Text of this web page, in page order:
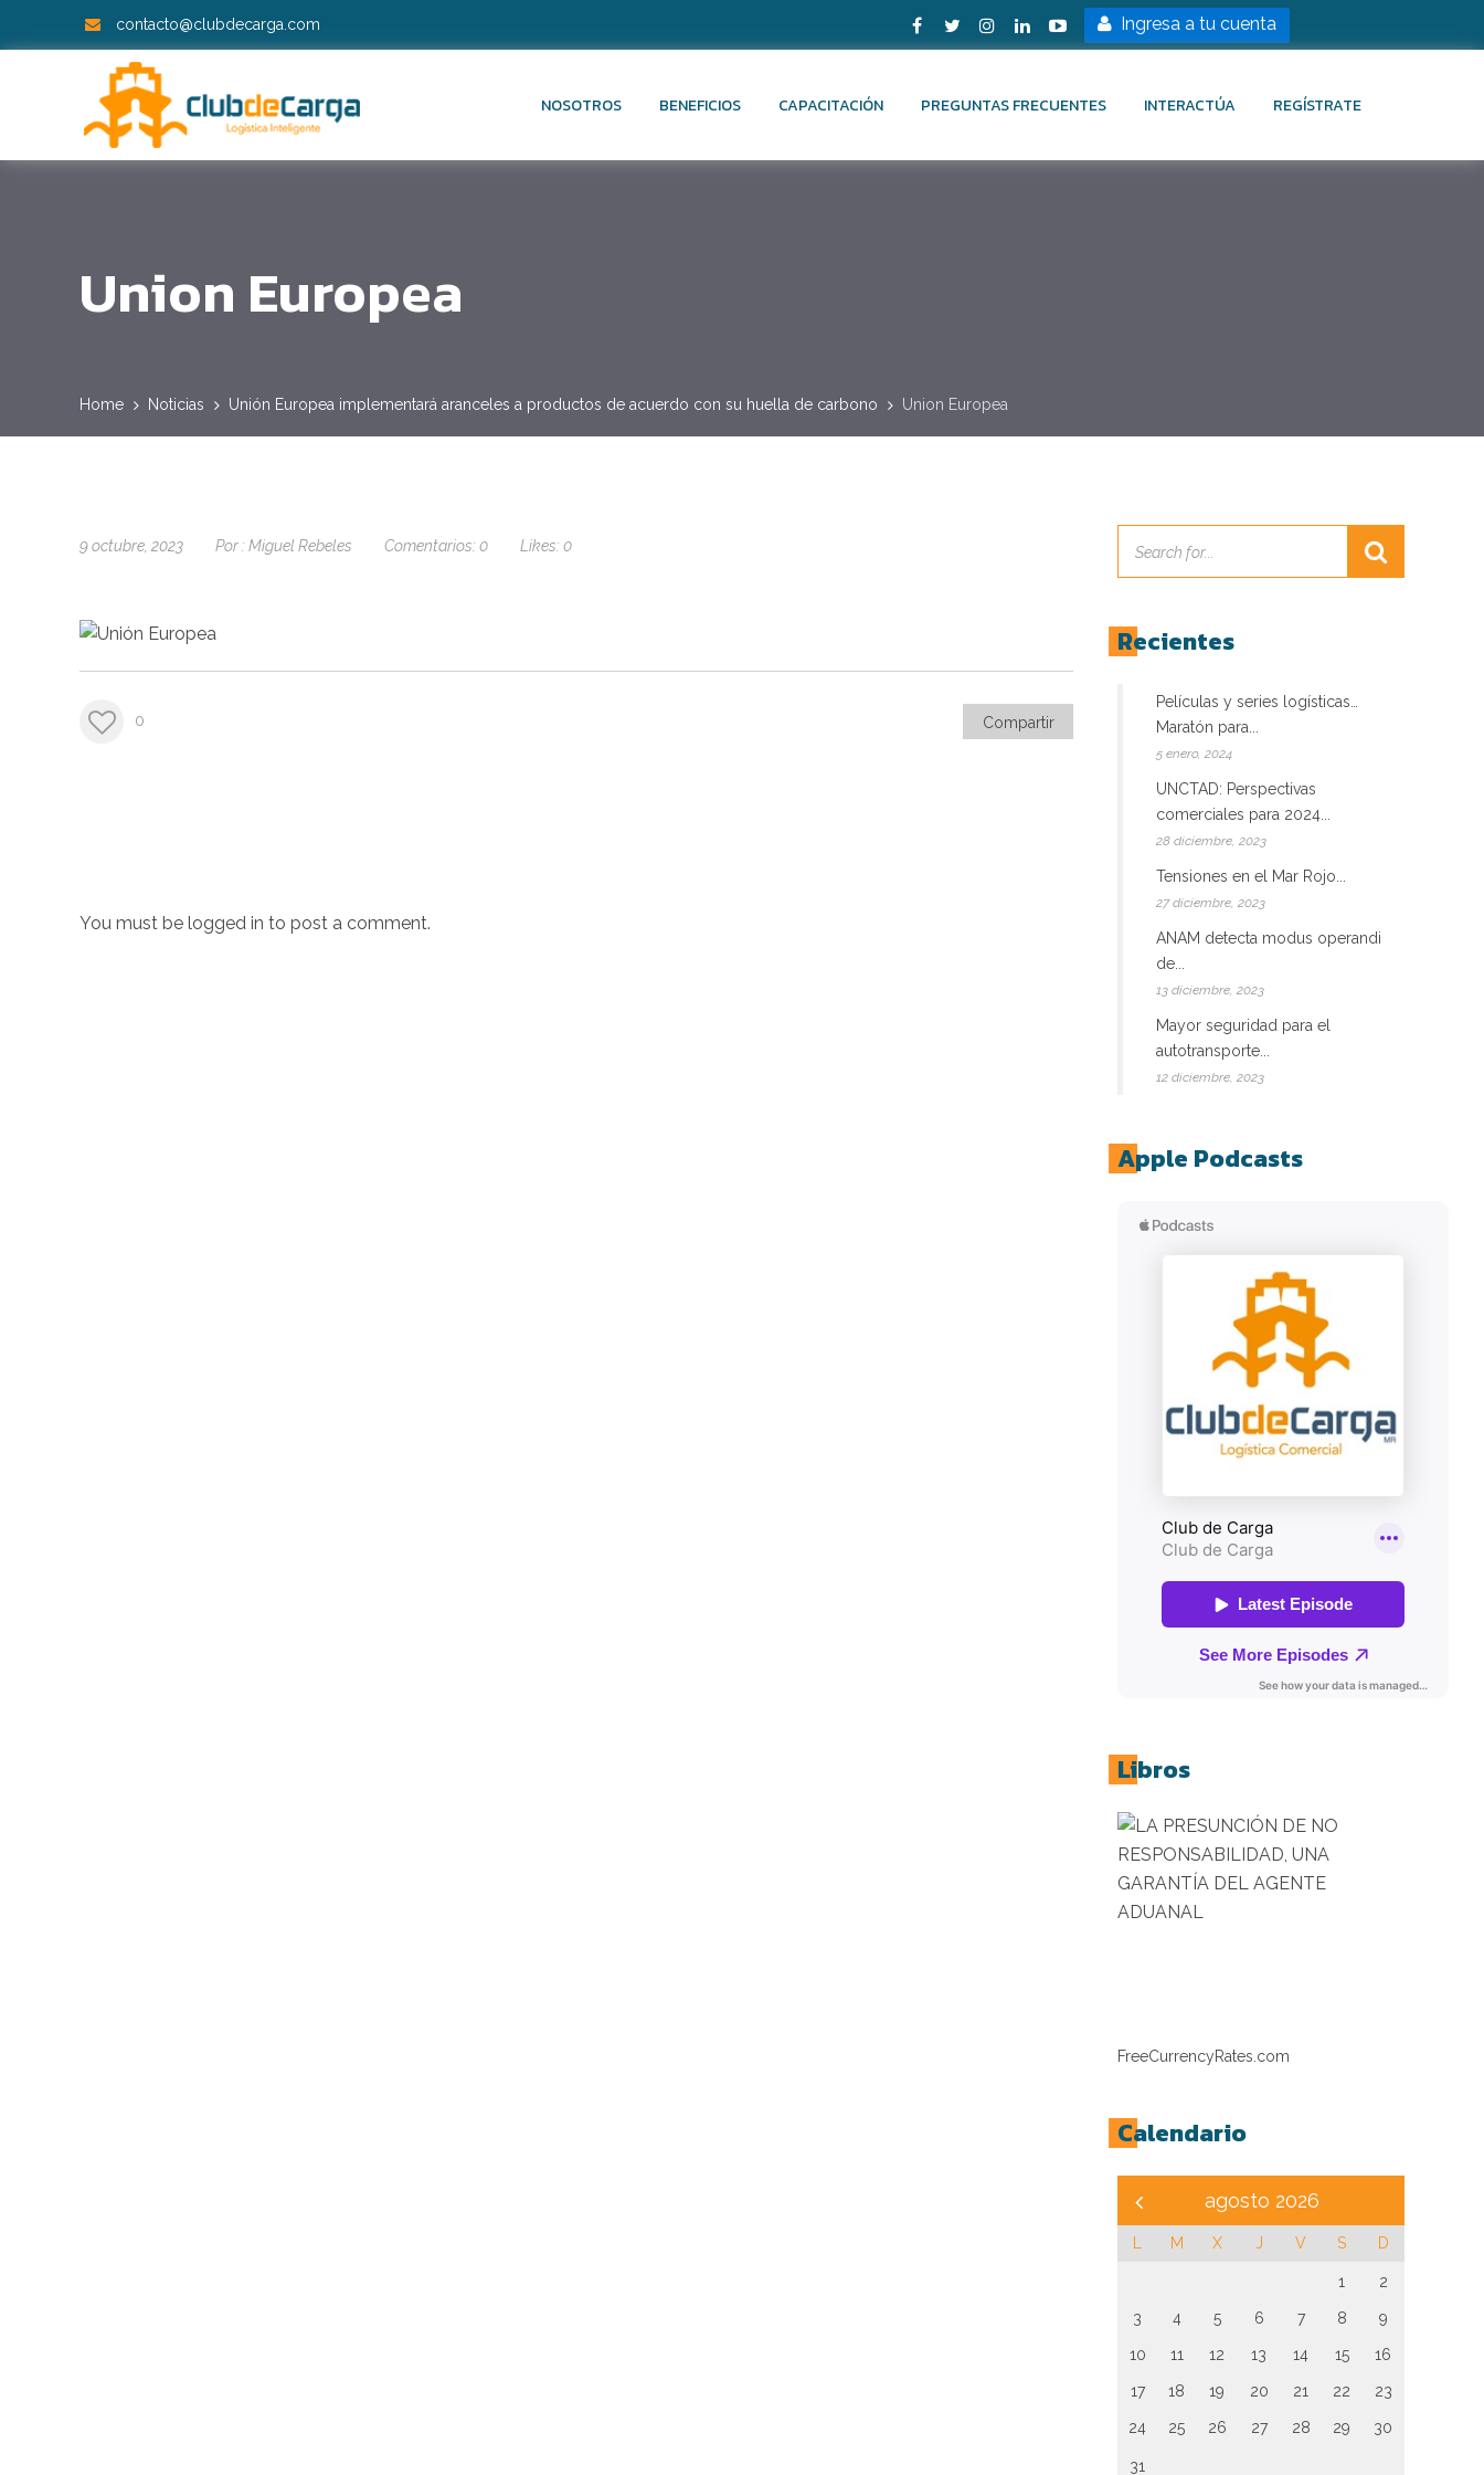
contacto@clubdecarga.com Ingresa a tu cuenta
NOSOTROS BENEFICIOS CAPACITACIÓN PREGUNTAS FRECUENTES INTERACTÚA REGÍSTRATE
Union Europea
Home Noticias Unión Europea implementará aranceles a productos de acuerdo con su huella de carbono Union Europea
9 octubre, 2023 Por : Miguel Rebeles Comentarios: 0 Likes: 0
0 Compartir
You must be logged in to post a comment.
Recientes
Películas y series logísticas…
Maratón para...
5 enero, 2024
UNCTAD: Perspectivas
comerciales para 2024...
28 diciembre, 2023
Tensiones en el Mar Rojo...
27 diciembre, 2023
ANAM detecta modus operandi
de...
13 diciembre, 2023
Mayor seguridad para el
autotransporte...
12 diciembre, 2023
Apple Podcasts
Libros
FreeCurrencyRates.com
Calendario
agosto 2026
M X J V S D
1 2
3 4 5 6 7 8 9
10 11 12 13 14 15 16
17 18 19 20 21 22 23
24 25 26 27 28 29 30
31